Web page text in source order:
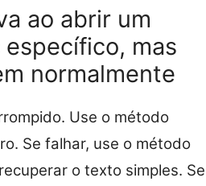
ao abrir um
mas
normalmente
Use o método
Se falhar, use o método
o texto simples. Se